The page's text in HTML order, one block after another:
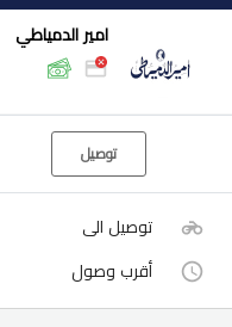
امير الدمياطي
توصيل
توصيل الى
أقرب وصول